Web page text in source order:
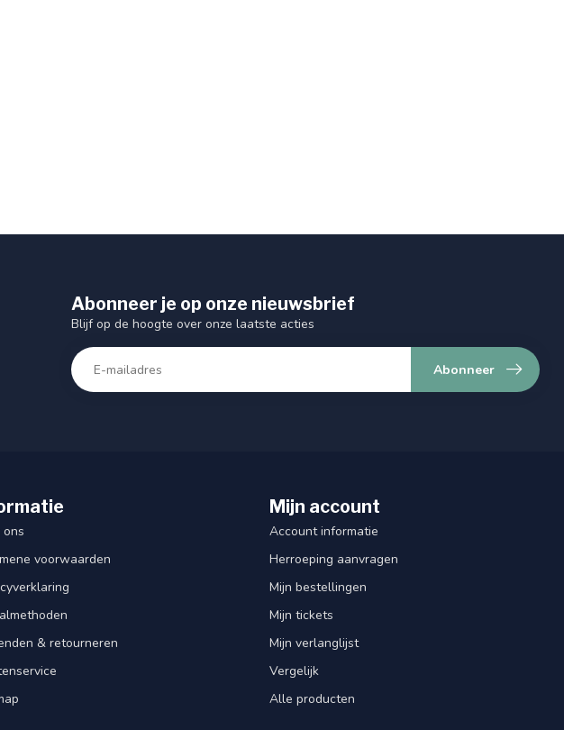
Abonneer je op onze nieuwsbrief
Blijf op de hoogte over onze laatste acties
Abonneer
voorwaarden
& retourneren
Mijn account
Account informatie
Herroeping aanvragen
Mijn bestellingen
Mijn tickets
Mijn verlanglijst
Vergelijk
Alle producten